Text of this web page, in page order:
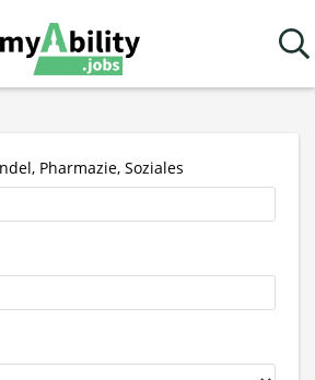
Pharmazie, Soziales